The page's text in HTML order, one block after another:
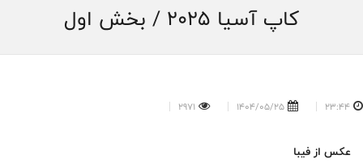
کاپ آسیا ۲۰۲۵ / بخش اول
23:44
1404/05/25
2971
عکس از فیبا